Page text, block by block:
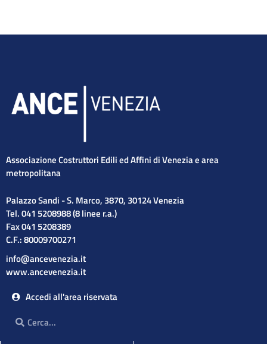
Associazione Costruttori Edili ed Affini di Venezia e area
metropolitana
Palazzo Sandi - S. Marco, 3870, 30124 Venezia
Tel. 041 5208988 (8 linee r.a.)
Fax 041 5208389
C.F.: 80009700271
info@ancevenezia.it
www.ancevenezia.it
Accedi all'area riservata
Cerca